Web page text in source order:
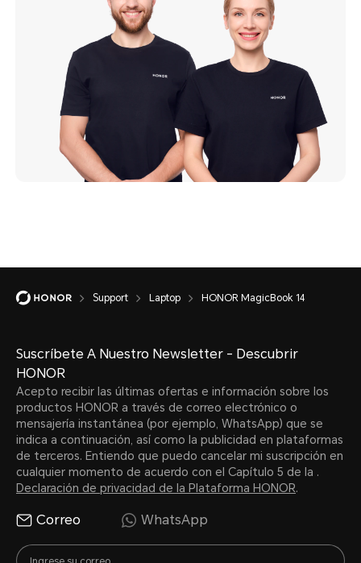
Support Laptop HONOR MagicBook 14
Suscríbete A Nuestro Newsletter - Descubrir
HONOR
Acepto recibir las últimas ofertas e información sobre los
productos HONOR a través de correo electrónico o
mensajería instantánea (por ejemplo, WhatsApp) que se
indica a continuación, así como la publicidad en plataformas
de terceros. Entiendo que puedo cancelar mi suscripción en
cualquier momento de acuerdo con el Capítulo 5 de la .
Declaración de privacidad de la Plataforma HONOR.
Correo WhatsApp